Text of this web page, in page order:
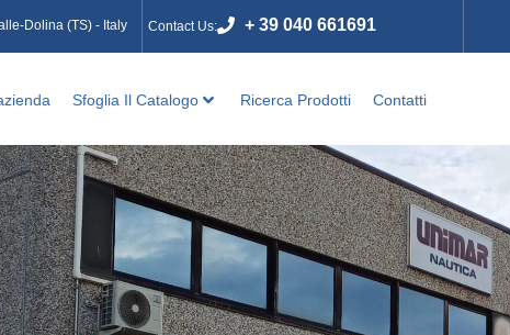
Dolina (TS) - Italy Contact Us: + 39 040 661691
Sfoglia Il Catalogo Ricerca Prodotti Contatti